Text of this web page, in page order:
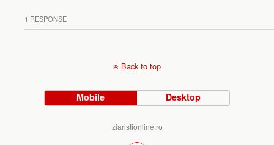
1 RESPONSE
Back to top
Mobile Desktop
ziaristionline.ro